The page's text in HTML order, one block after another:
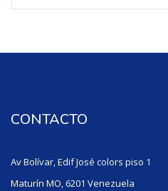
CONTACTO
Av Bolívar, Edif José colors piso 1
Maturín MO, 6201 Venezuela